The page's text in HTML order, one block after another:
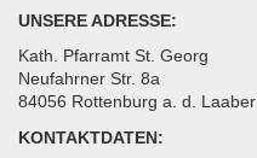
UNSERE ADRESSE:
Kath. Pfarramt St. Georg
Neufahrner Str. 8a
84056 Rottenburg a. d. Laaber
KONTAKTDATEN: